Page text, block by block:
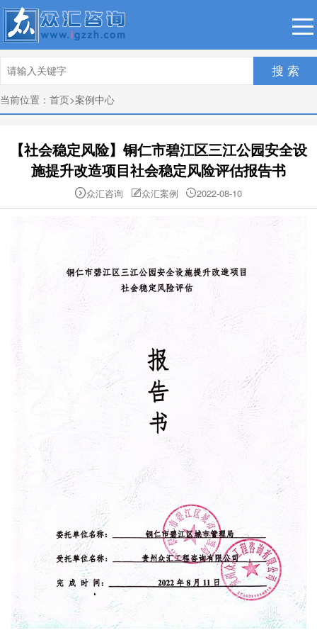
搜 索
当前位置： 首页>案例中心
【社会稳定风险】铜仁市碧江区三江公园安全设
施提升改造项目社会稳定风险评估报告书
众汇咨询 众汇案例 2022-08-10